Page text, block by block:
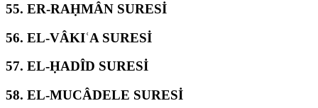
55. ER-RAḤMÂN SURESİ
56. EL-VÂKIʿA SURESİ
57. EL-ḤADÎD SURESİ
58. EL-MUCÂDELE SURESİ